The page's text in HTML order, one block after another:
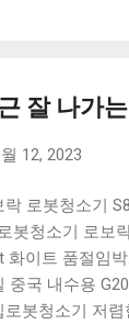
잘 나가
12, 2023
락 로봇청소기
봇청소기 로보
화이트 품절임
중국 내수용
로봇청소기 저